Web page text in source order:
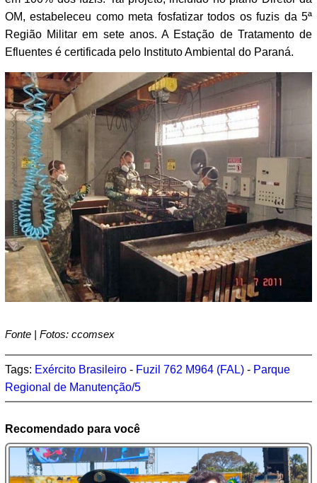
OM, estabeleceu como meta fosfatizar todos os fuzis da 5ª
Região Militar em sete anos. A Estação de Tratamento de
Efluentes é certificada pelo Instituto Ambiental do Paraná.
Fonte | Fotos: ccomsex
Tags: Exército Brasileiro - Fuzil 762 M964 (FAL) - Parque
Regional de Manutenção/5
Recomendado para você